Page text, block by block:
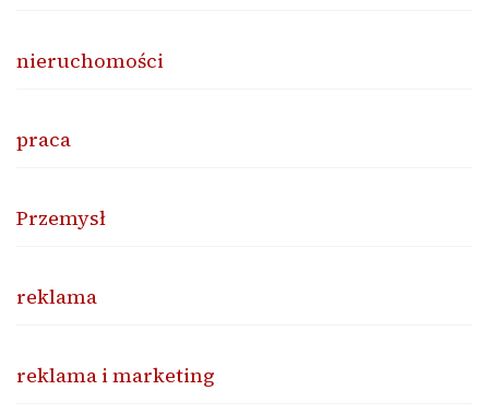
nieruchomości
praca
Przemysł
reklama
reklama i marketing